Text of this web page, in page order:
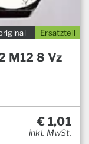
Ersatzteil
M12 8 Vz
€ 1,01
inkl. MwSt.